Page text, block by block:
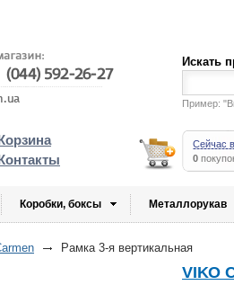
Искать
Пример:
Сейчас
0
Коробки, боксы Металлорукав
Рамка 3-я вертикальная
VIKO